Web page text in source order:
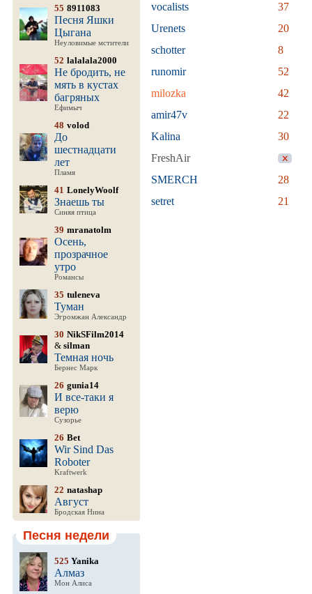
55 8911083
Песня Яшки
Цыгана
Неуловимые мстители
52 lalalala2000
Не бродить, не
мять в кустах
багряных
Ефимыч
48 volod
До
шестнадцати
лет
Пламя
41 LonelyWoolf
Знаешь ты
Синяя птица
39 mranatolm
Осень,
прозрачное
утро
Романсы
35 tuleneva
Туман
Эгромжан Александр
30 NikSFilm2014
& silman
Темная ночь
Бернес Марк
26 gunia14
И все-таки я
верю
Сузорье
26 Bet
Wir Sind Das
Roboter
Kraftwerk
22 natashap
Август
Бродская Нина
Песня недели
525 Yanika
Алмаз
Мон Алиса
vocalists
37
Urenets
20
schotter
8
runomir
52
milozka
42
amir47v
22
Kalina
30
FreshAir
SMERCH
28
setret
21